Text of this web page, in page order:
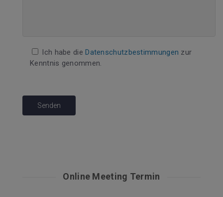
Ich habe dieDatenschutzbestimmungen zur
Kenntnis genommen.
Online Meeting Termin